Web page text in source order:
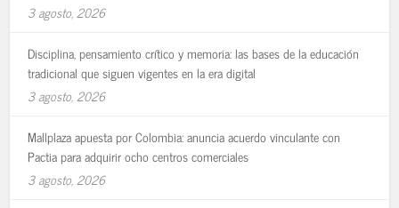
3 agosto, 2026
Disciplina, pensamiento crítico y memoria: las bases de la educación
tradicional que siguen vigentes en la era digital
3 agosto, 2026
Mallplaza apuesta por Colombia: anuncia acuerdo vinculante con
Pactia para adquirir ocho centros comerciales
3 agosto, 2026